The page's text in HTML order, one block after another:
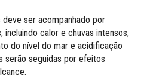
ser acompanhado por
calor e chuvas intensos,
do nível do mar e acidificação
serão seguidas por efeitos